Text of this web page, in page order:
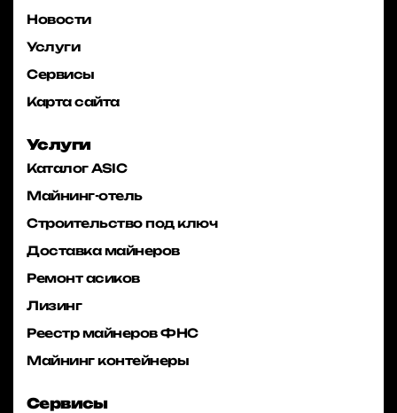
Новости
Услуги
Сервисы
Карта сайта
Услуги
Каталог ASIC
Майнинг-отель
Строительство под ключ
Доставка майнеров
Ремонт асиков
Лизинг
Реестр майнеров ФНС
Майнинг контейнеры
Сервисы